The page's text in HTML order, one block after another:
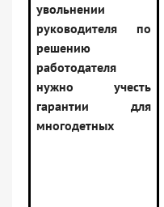
увольнении
руководителя по
решению
работодателя
нужно учесть
гарантии для
многодетных